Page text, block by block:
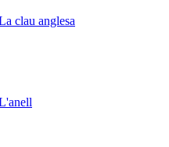
clau anglesa